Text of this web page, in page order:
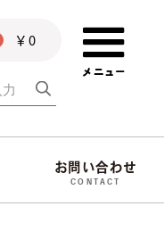
￥0
お問い合わせ
CONTACT